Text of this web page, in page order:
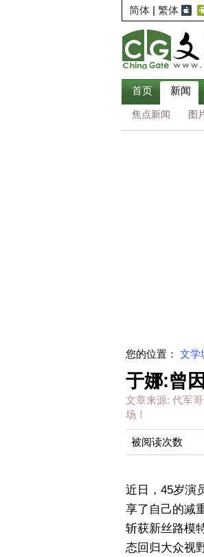
简体 | 繁体
首页 新闻
焦点新闻 图
您的位置： 文学
于娜:曾
文章来源: 代军
场！
被阅读次数
近日，45岁演
享了自己的减
斩获新丝路模
态回归大众视野